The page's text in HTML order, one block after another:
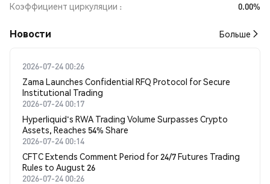
Коэффициент циркуляции
0.00%
Новости Больше
2026-07-24 00:26
Zama Launches Confidential RFQ Protocol for Secure
Institutional Trading
2026-07-24 00:17
Hyperliquid's RWA Trading Volume Surpasses Crypto
Assets, Reaches 54% Share
2026-07-24 00:14
CFTC Extends Comment Period for 24/7 Futures Trading
Rules to August 26
2026-07-24 00:26